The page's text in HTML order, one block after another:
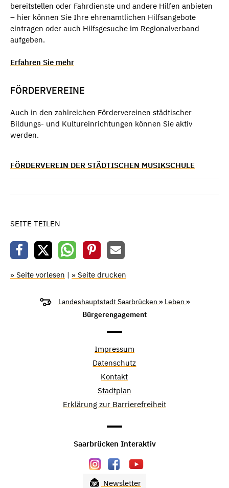
bereitstellen oder Fahrdienste und andere Hilfen anbieten
– hier können Sie Ihre ehrenamtlichen Hilfsangebote
eintragen oder auch Hilfsgesuche im Regionalverband
aufgeben.
Erfahren Sie mehr
FÖRDERVEREINE
Auch in den zahlreichen Fördervereinen städtischer
Bildungs- und Kultureinrichtungen können Sie aktiv
werden.
FÖRDERVEREIN DER STÄDTISCHEN MUSIKSCHULE
SEITE TEILEN
» Seite vorlesen | » Seite drucken
Landeshauptstadt Saarbrücken » Leben »
Bürgerengagement
Impressum
Datenschutz
Kontakt
Stadtplan
Erklärung zur Barrierefreiheit
Saarbrücken Interaktiv
Newsletter